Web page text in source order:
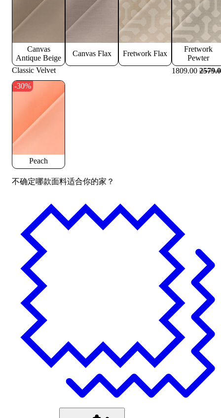
Canvas
Antique Beige
Canvas Flax Fretwork Flax
Fretwork
Pewter
Classic Velvet
1809.00
-30%
Peach
不确定哪款面料适合你的家？